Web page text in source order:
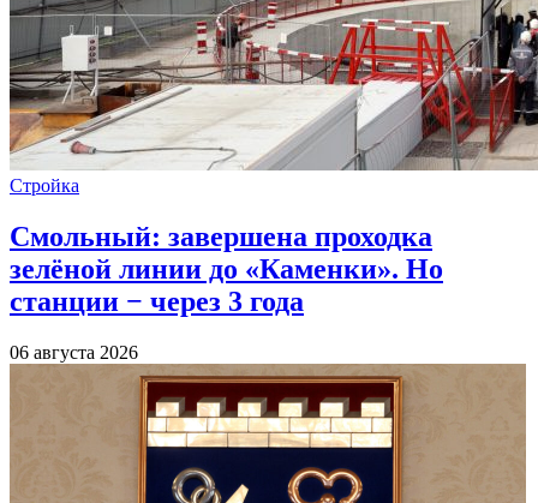
Стройка
Смольный: завершена проходка
зелёной линии до «Каменки». Но
станции − через 3 года
06 августа 2026